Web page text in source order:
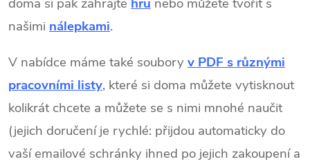
našimi nálepkami.
V nabídce máme také souboryv PDF s různými
pracovními listy, které si doma můžete vytisknout
kolikrát chcete a můžete se s nimi mnohé naučit
(jejich doručení je rychlé: přijdou automaticky do
vaší emailové schránky ihned po jejich zakoupení a